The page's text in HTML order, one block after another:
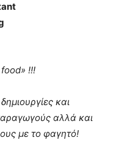
!!!
και
αλλά και
με το φαγητό!